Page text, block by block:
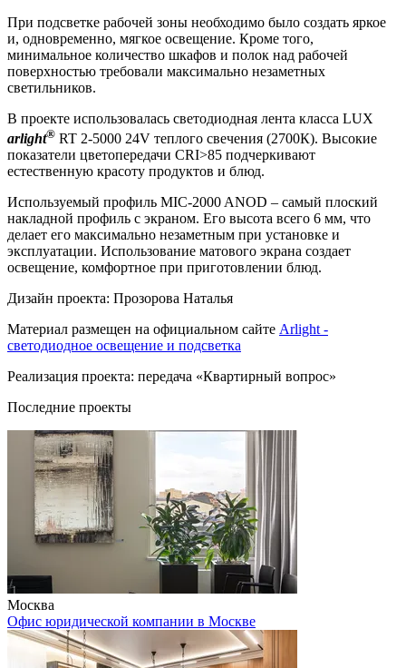
При подсветке рабочей зоны необходимо было создать яркое
и, одновременно, мягкое освещение. Кроме того,
минимальное количество шкафов и полок над рабочей
поверхностью требовали максимально незаметных
светильников.
В проекте использовалась светодиодная лента класса LUX
arlight® RT 2-5000 24V теплого свечения (2700К). Высокие
показатели цветопередачи CRI>85 подчеркивают
естественную красоту продуктов и блюд.
Используемый профиль MIC-2000 ANOD – самый плоский
накладной профиль с экраном. Его высота всего 6 мм, что
делает его максимально незаметным при установке и
эксплуатации. Использование матового экрана создает
освещение, комфортное при приготовлении блюд.
Дизайн проекта: Прозорова Наталья
Материал размещен на официальном сайте Arlight -
светодиодное освещение и подсветка
Реализация проекта: передача «Квартирный вопрос»
Последние проекты
Москва
Офис юридической компании в Москве